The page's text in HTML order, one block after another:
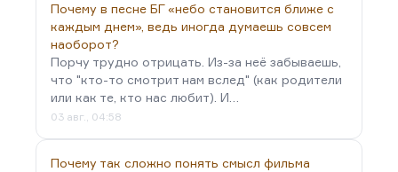
Почему в песне БГ «небо становится ближе с
каждым днем», ведь иногда думаешь совсем
наоборот?
Порчу трудно отрицать. Из-за неё забываешь,
что "кто-то смотрит нам вслед" (как родители
или как те, кто нас любит). И…
03 авг., 04:58
Почему так сложно понять смысл фильма